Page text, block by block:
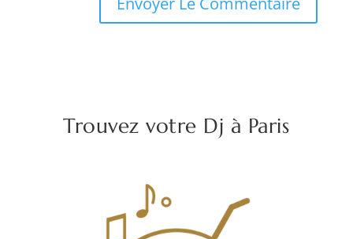
Trouvez votre Dj à Paris